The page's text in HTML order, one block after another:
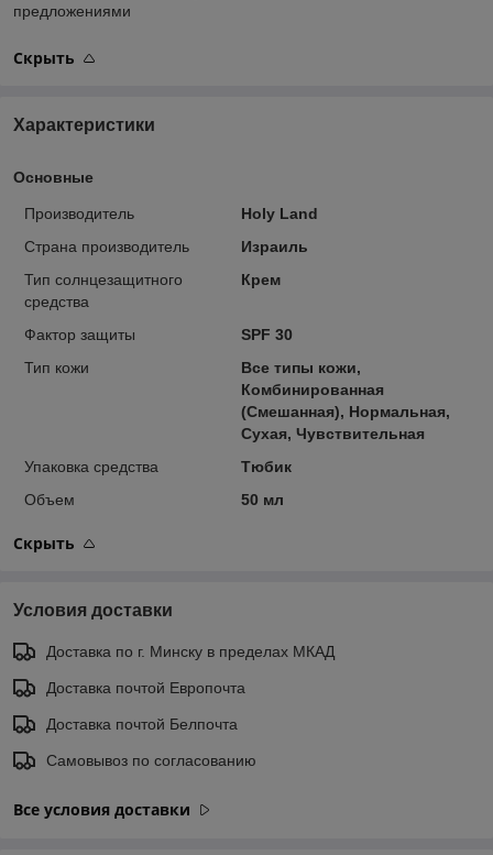
предложениями
Скрыть
Характеристики
Основные
Производитель
Holy Land
Страна производитель
Израиль
Тип солнцезащитного
средства
Крем
Фактор защиты
SPF 30
Тип кожи
Все типы кожи,
Комбинированная
(Смешанная), Нормальная,
Сухая, Чувствительная
Упаковка средства
Тюбик
Объем
50 мл
Скрыть
Условия доставки
Доставка по г. Минску в пределах МКАД
Доставка почтой Европочта
Доставка почтой Белпочта
Самовывоз по согласованию
Все условия доставки